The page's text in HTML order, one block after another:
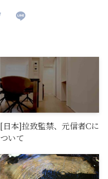
[日本]拉致監禁、元信者Cに
ついて